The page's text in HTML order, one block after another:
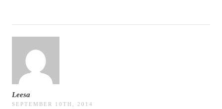
Leesa
SEPTEMBER 10TH, 2014